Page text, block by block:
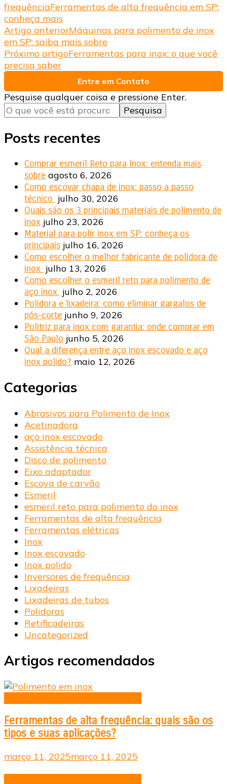
frequênciaFerramentas de alta frequência em SP:
conheça mais
Navegação
de
post
Artigo anteriorMáquinas para polimento de inox
em SP: saiba mais sobre
Próximo artigoFerramentas para inox: o que você
precisa saber
Entre em Contato
Procurando
algo?
Pesquise qualquer coisa e pressione Enter.
Posts recentes
Comprar esmeril Reto para Inox: entenda mais
sobre agosto 6, 2026
Como escovar chapa de inox: passo a passo
técnico julho 30, 2026
Quais são os 3 principais materiais de polimento de
inox julho 23, 2026
Material para polir inox em SP: conheça os
principais julho 16, 2026
Como escolher o melhor fabricante de polidora de
inox julho 13, 2026
Como escolher o esmeril reto para polimento de
aço inox julho 2, 2026
Polidora e lixadeira: como eliminar gargalos de
pós-corte junho 9, 2026
Politriz para inox com garantia: onde comprar em
São Paulo junho 5, 2026
Qual a diferença entre aço inox escovado e aço
inox polido? maio 12, 2026
Categorias
Abrasivos para Polimento de Inox
Acetinadora
aço inox escovado
Assistência técnica
Disco de polimento
Eixo adaptador
Escova de carvão
Esmeril
esmeril reto para polimento do inox
Ferramentas de alta frequência
Ferramentas elétricas
Inox
Inox escovado
Inox polido
Inversores de frequência
Lixadeiras
Lixadeiras de tubos
Polidoras
Retificadeiras
Uncategorized
Artigos recomendados
Ferramentas de alta frequência: quais são os
tipos e suas aplicações?
março 11, 2025março 11, 2025